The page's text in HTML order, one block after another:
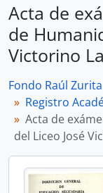
Acta de
de
Victorino
Fondo Raúl Zurita
Registro
Acta de
del Liceo José